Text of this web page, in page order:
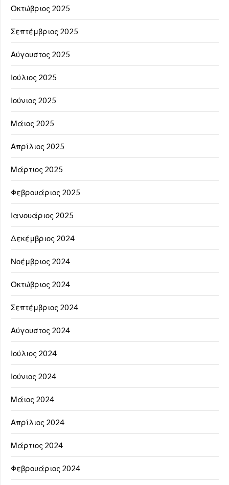
Οκτώβριος 2025
Σεπτέμβριος 2025
Αύγουστος 2025
Ιούλιος 2025
Ιούνιος 2025
Μάιος 2025
Απρίλιος 2025
Μάρτιος 2025
Φεβρουάριος 2025
Ιανουάριος 2025
Δεκέμβριος 2024
Νοέμβριος 2024
Οκτώβριος 2024
Σεπτέμβριος 2024
Αύγουστος 2024
Ιούλιος 2024
Ιούνιος 2024
Μάιος 2024
Απρίλιος 2024
Μάρτιος 2024
Φεβρουάριος 2024